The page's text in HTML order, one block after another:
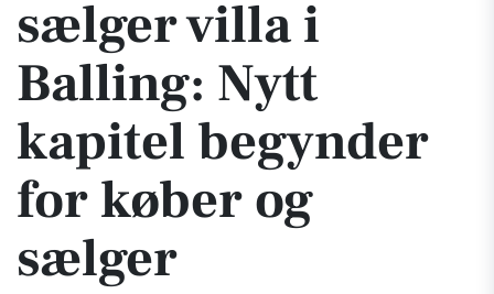
sælger villa i
Balling: Nytt
kapitel begynder
for køber og
sælger